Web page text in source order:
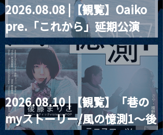
2026.08.08 |【観覧】Oaiko
pre.「これから」延期公演
Blurred City Lights × 17歳
とベルリンの壁
2026.08.10 |【観覧】「巷の
myストーリー/風の憶測1～後